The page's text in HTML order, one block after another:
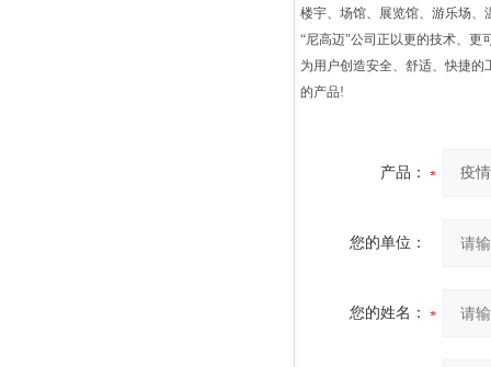
楼宇、场馆、展览馆、游乐场、
“尼高迈"公司正以更的技术、更
为用户创造安全、舒适、快捷
的产品!
产品：
您的单位：
您的姓名：